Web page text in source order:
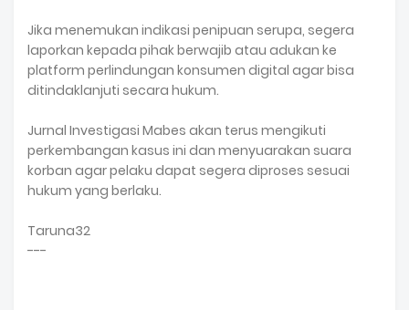
Jika menemukan indikasi penipuan serupa, segera
laporkan kepada pihak berwajib atau adukan ke
platform perlindungan konsumen digital agar bisa
ditindaklanjuti secara hukum.
Jurnal Investigasi Mabes akan terus mengikuti
perkembangan kasus ini dan menyuarakan suara
korban agar pelaku dapat segera diproses sesuai
hukum yang berlaku.
Taruna32
---